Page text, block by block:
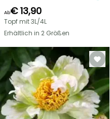
Ab€ 13,90
Topf mit 3L/4L
Erhältlich in 2 Größen